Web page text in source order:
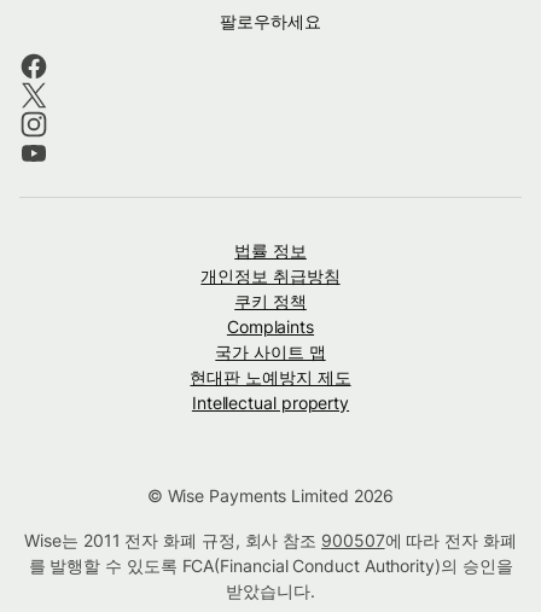
팔로우하세요
법률 정보
개인정보 취급방침
쿠키 정책
Complaints
국가 사이트 맵
현대판 노예방지 제도
Intellectual property
© Wise Payments Limited 2026
Wise는 2011 전자 화폐 규정, 회사 참조 900507에 따라 전자 화폐
를 발행할 수 있도록 FCA(Financial Conduct Authority)의 승인을
받았습니다.